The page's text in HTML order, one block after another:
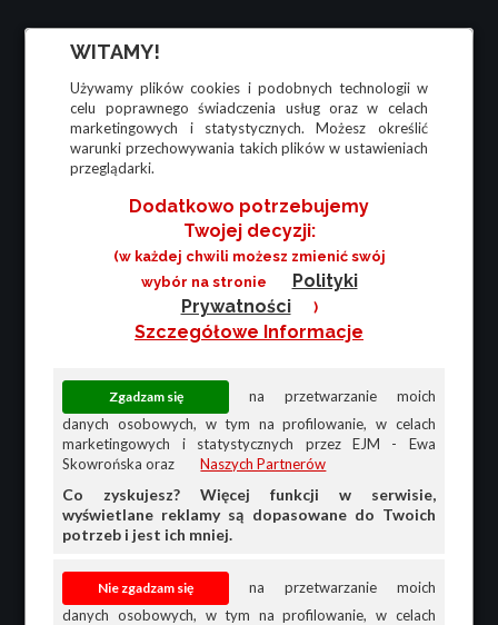
WITAMY!
Używamy plików cookies i podobnych technologii w
celu poprawnego świadczenia usług oraz w celach
marketingowych i statystycznych. Możesz określić
warunki przechowywania takich plików w ustawieniach
przeglądarki.
Dodatkowo potrzebujemy
Twojej decyzji:
(w każdej chwili możesz zmienić swój
wybór na stronie
Polityki
Prywatności
)
Szczegółowe Informacje
na przetwarzanie moich
danych osobowych, w tym na profilowanie, w celach
marketingowych i statystycznych przez EJM - Ewa
Skowrońska oraz
Naszych Partnerów
Co zyskujesz? Więcej funkcji w serwisie,
wyświetlane reklamy są dopasowane do Twoich
potrzeb i jest ich mniej.
na przetwarzanie moich
danych osobowych, w tym na profilowanie, w celach